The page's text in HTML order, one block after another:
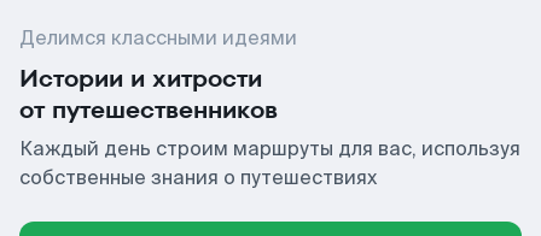
Делимся классными идеями
Истории и хитрости
от путешественников
Каждый день строим маршруты для вас, используя
собственные знания о путешествиях